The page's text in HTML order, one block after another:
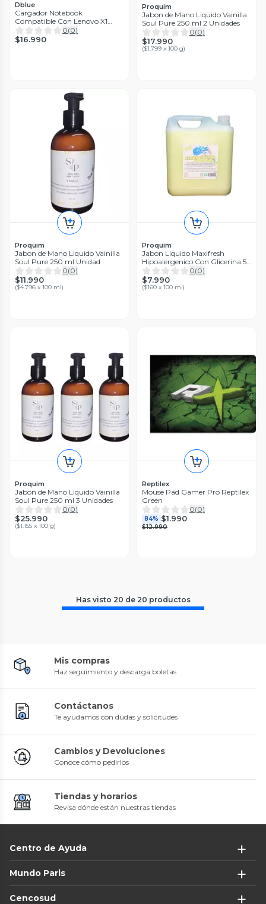
Dblue
Cargador Notebook
Compatible Con Lenovo X1
EDGE
0(0)
$16.990
Proquim
Jabon de Mano Liquido Vainilla
Soul Pure 250 ml 2 Unidades
0(0)
$17.990
($1.799 x 100 g)
Proquim
Jabon de Mano Liquido Vainilla
Soul Pure 250 ml Unidad
0(0)
$11.990
($4.796 x 100 ml)
Proquim
Jabon Liquido Maxifresh
Hipoalergenico Con Glicerina 5
Litros Unidad 0(0)
$7.990
($160 x 100 ml)
Proquim
Jabon de Mano Liquido Vainilla
Soul Pure 250 ml 3 Unidades
0(0)
$25.990
($1.155 x 100 g)
Reptilex
Mouse Pad Gamer Pro Reptilex
Green
0(0)
84% $1.990
$12.990
Has visto 20 de 20 productos
Mis compras
Haz seguimiento y descarga boletas
Contáctanos
Te ayudamos con dudas y solicitudes
Cambios y Devoluciones
Conoce cómo pedirlos
Tiendas y horarios
Revisa dónde están nuestras tiendas
Centro de Ayuda
Mundo Paris
Cencosud